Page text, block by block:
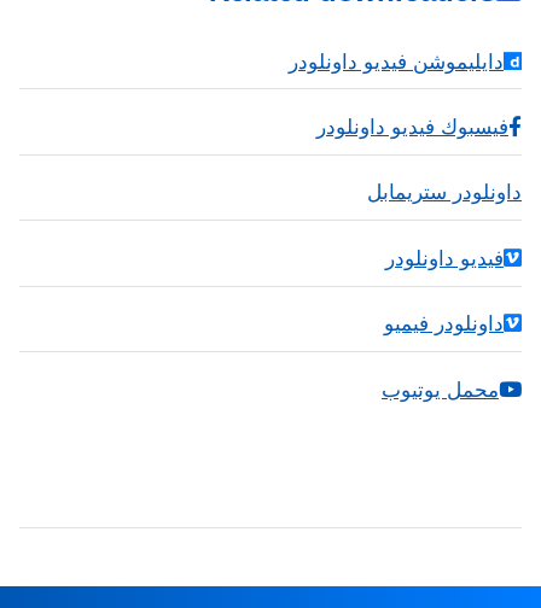
دايليموشن فيديو داونلودر
فيسبوك فيديو داونلودر
داونلودر ستريمابل
فيديو داونلودر
داونلودر فيميو
محمل يوتيوب